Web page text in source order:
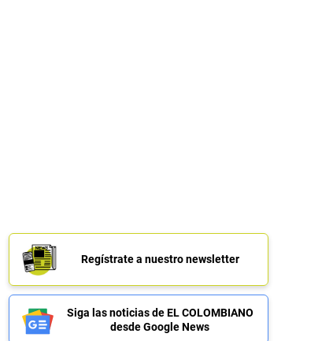
Regístrate a nuestro newsletter
Siga las noticias de EL COLOMBIANO
desde Google News